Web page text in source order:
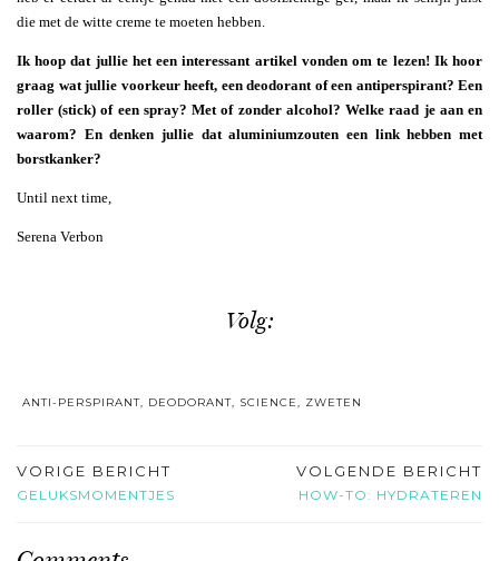
die met de witte creme te moeten hebben.
Ik hoop dat jullie het een interessant artikel vonden om te lezen! Ik hoor
graag wat jullie voorkeur heeft, een deodorant of een antiperspirant? Een
roller (stick) of een spray? Met of zonder alcohol? Welke raad je aan en
waarom? En denken jullie dat aluminiumzouten een link hebben met
borstkanker?
Until next time,
Serena Verbon
Volg:
ANTI-PERSPIRANT, DEODORANT, SCIENCE, ZWETEN
VORIGE BERICHT
GELUKSMOMENTJES
VOLGENDE BERICHT
HOW-TO: HYDRATEREN